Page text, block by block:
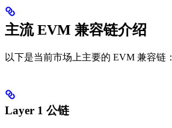
主流 EVM 兼容链介绍
以下是当前市场上主要的 EVM 兼容链：
Layer 1 公链